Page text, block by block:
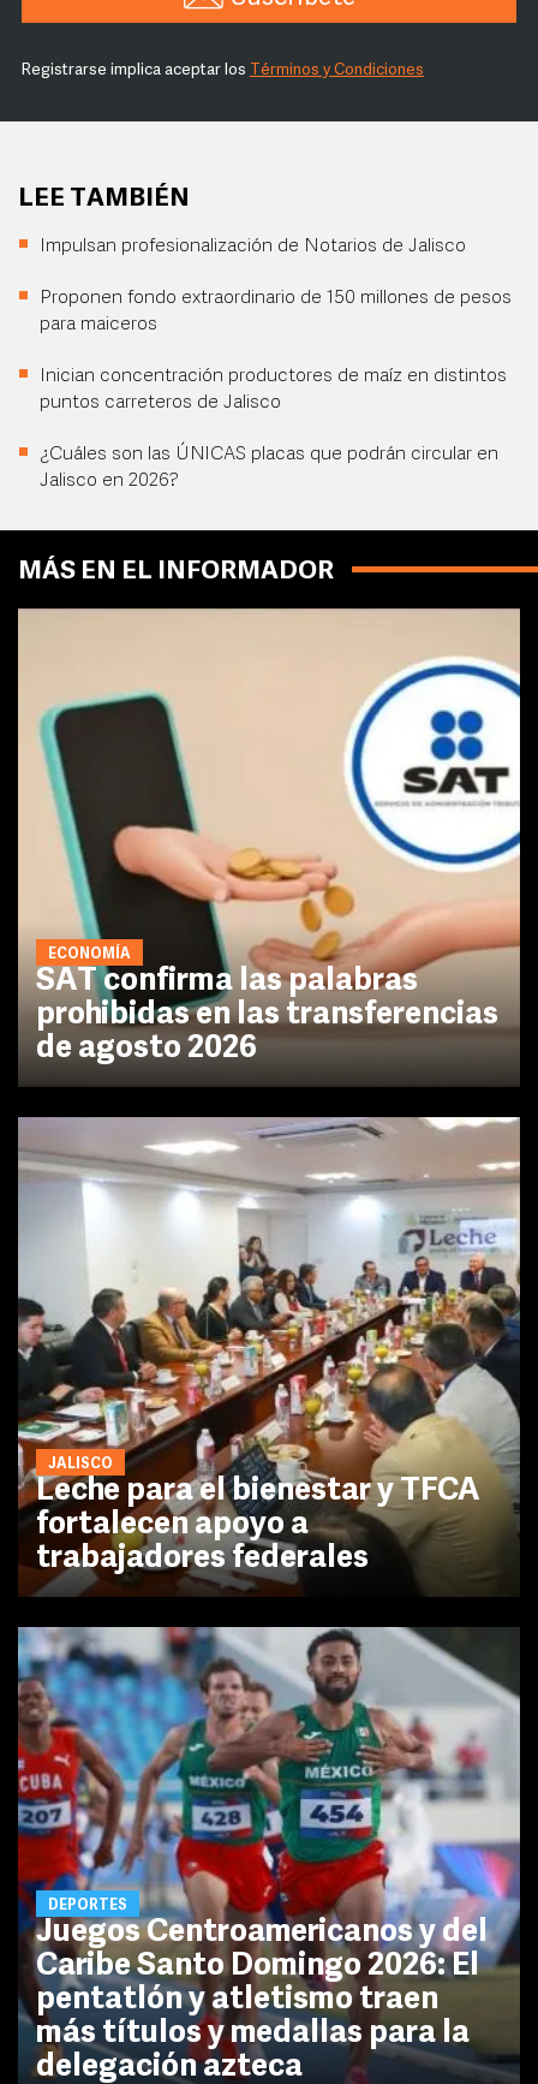
Registrarse implica aceptar los Términos y Condiciones
LEE TAMBIÉN
Impulsan profesionalización de Notarios de Jalisco
Proponen fondo extraordinario de 150 millones de pesos
para maiceros
Inician concentración productores de maíz en distintos
puntos carreteros de Jalisco
¿Cuáles son las ÚNICAS placas que podrán circular en
Jalisco en 2026?
MÁS EN EL INFORMADOR
ECONOMÍA
SAT confirma las palabras
prohibidas en las transferencias
de agosto 2026
JALISCO
Leche para el bienestar y TFCA
fortalecen apoyo a
trabajadores federales
DEPORTES
Juegos Centroamericanos y del
Caribe Santo Domingo 2026: El
pentatlón y atletismo traen
más títulos y medallas para la
delegación azteca